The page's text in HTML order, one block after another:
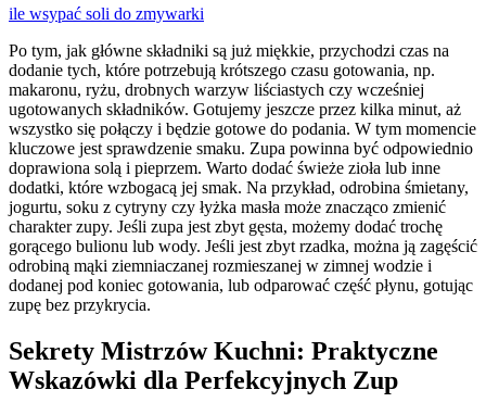
ile wsypać soli do zmywarki
Po tym, jak główne składniki są już miękkie, przychodzi czas na
dodanie tych, które potrzebują krótszego czasu gotowania, np.
makaronu, ryżu, drobnych warzyw liściastych czy wcześniej
ugotowanych składników. Gotujemy jeszcze przez kilka minut, aż
wszystko się połączy i będzie gotowe do podania. W tym momencie
kluczowe jest sprawdzenie smaku. Zupa powinna być odpowiednio
doprawiona solą i pieprzem. Warto dodać świeże zioła lub inne
dodatki, które wzbogacą jej smak. Na przykład, odrobina śmietany,
jogurtu, soku z cytryny czy łyżka masła może znacząco zmienić
charakter zupy. Jeśli zupa jest zbyt gęsta, możemy dodać trochę
gorącego bulionu lub wody. Jeśli jest zbyt rzadka, można ją zagęścić
odrobiną mąki ziemniaczanej rozmieszanej w zimnej wodzie i
dodanej pod koniec gotowania, lub odparować część płynu, gotując
zupę bez przykrycia.
Sekrety Mistrzów Kuchni: Praktyczne
Wskazówki dla Perfekcyjnych Zup